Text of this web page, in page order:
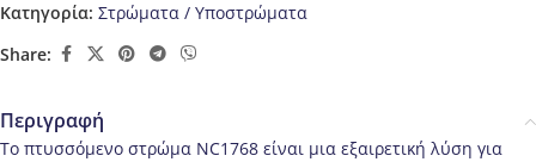
Κατηγορία: Στρώματα / Υποστρώματα
Share:
Περιγραφή
Το πτυσσόμενο στρώμα NC1768 είναι μια εξαιρετική λύση για